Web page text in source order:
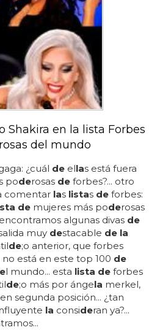
Shakira en la lista Forbes
del mundo
¿cuál de ellas está fuera
poderosas de forbes?... otro
comentar las listas de forbes:
de mujeres más poderosas
algunas divas de
muy destacable de la
de;o anterior, que forbes
no está en este top 100 de
l mundo... esta lista de forbes
de;o más por ángela merkel,
segunda posición... ¿tan
la consideran ya?...